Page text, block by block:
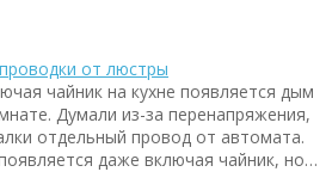
от люстры
чайник на кухне появляется дым
Думали из-за перенапряжения,
отдельный провод от автомата.
даже включая чайник, но…